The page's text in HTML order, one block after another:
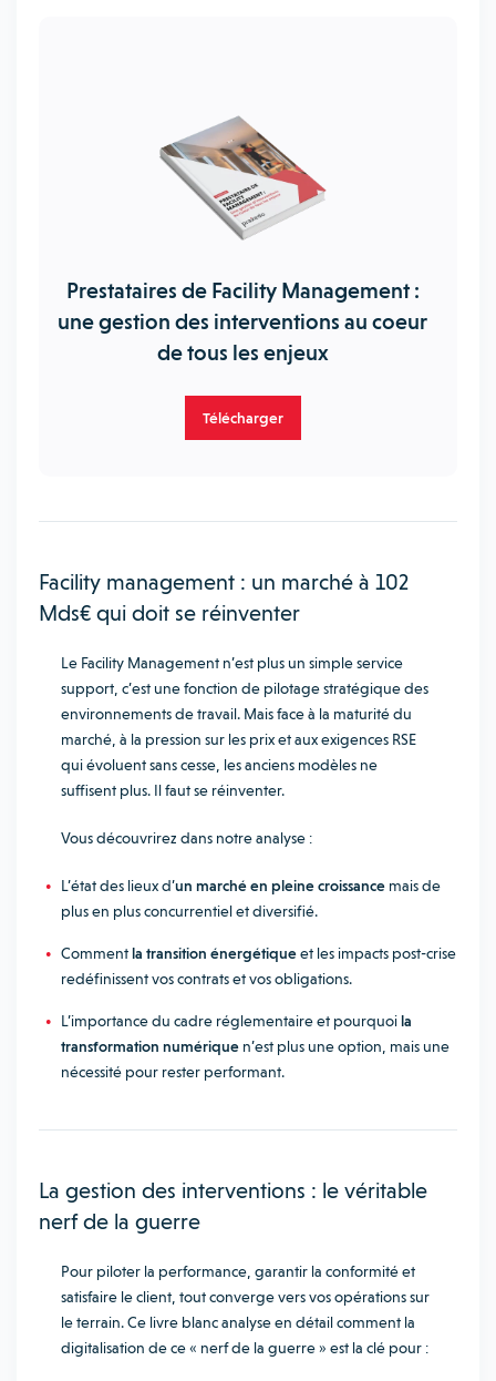
Prestataires de Facility Management :
une gestion des interventions au coeur
de tous les enjeux
Télécharger
Facility management : un marché à 102
Mds€ qui doit se réinventer
Le Facility Management n’est plus un simple service
support, c’est une fonction de pilotage stratégique des
environnements de travail. Mais face à la maturité du
marché, à la pression sur les prix et aux exigences RSE
qui évoluent sans cesse, les anciens modèles ne
suffisent plus. Il faut se réinventer.
Vous découvrirez dans notre analyse :
L’état des lieux d’un marché en pleine croissance mais de
plus en plus concurrentiel et diversifié.
Commentla transition énergétiqueet les impacts post-crise
redéfinissent vos contrats et vos obligations.
L’importance du cadre réglementaire et pourquoila
transformation numérique n’est plus une option, mais une
nécessité pour rester performant.
La gestion des interventions : le véritable
nerf de la guerre
Pour piloter la performance, garantir la conformité et
satisfaire le client, tout converge vers vos opérations sur
le terrain. Ce livre blanc analyse en détail comment la
digitalisation de ce « nerf de la guerre » est la clé pour :